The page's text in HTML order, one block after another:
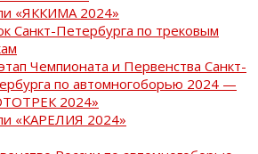
«ЯККИМА 2024»
Санкт-Петербурга по трековым
Чемпионата и Первенства Санкт-
по автомногоборью 2024 —
2024»
«КАРЕЛИЯ 2024»